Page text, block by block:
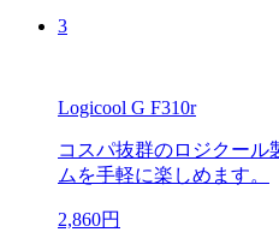
3
Logicool G F310r
コスパ抜群のロジクール
ムを手軽に楽しめます。
2,860円